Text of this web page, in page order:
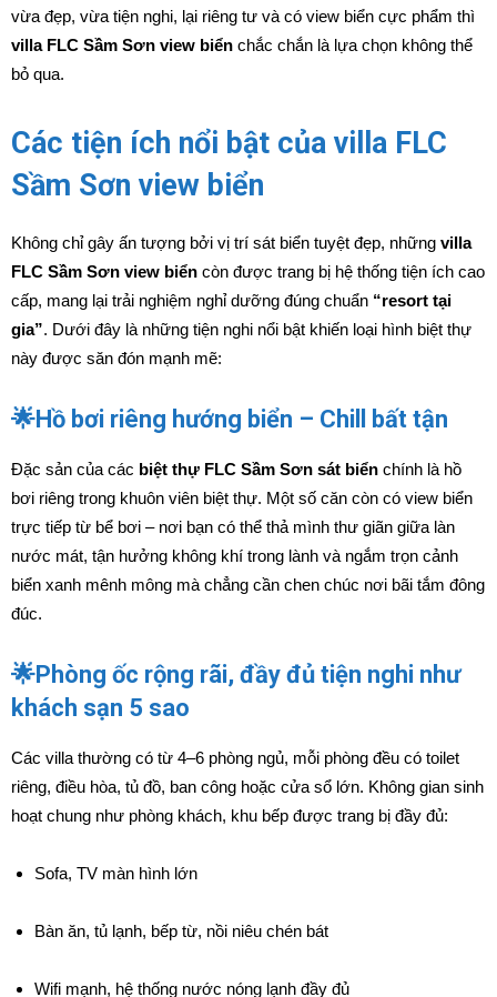
vừa đẹp, vừa tiện nghi, lại riêng tư và có view biển cực phẩm thì
villa FLC Sầm Sơn view biển chắc chắn là lựa chọn không thể
bỏ qua.
Các tiện ích nổi bật của villa FLC
Sầm Sơn view biển
Không chỉ gây ấn tượng bởi vị trí sát biển tuyệt đẹp, những villa
FLC Sầm Sơn view biển còn được trang bị hệ thống tiện ích cao
cấp, mang lại trải nghiệm nghỉ dưỡng đúng chuẩn “resort tại
gia”. Dưới đây là những tiện nghi nổi bật khiến loại hình biệt thự
này được săn đón mạnh mẽ:
🌟Hồ bơi riêng hướng biển – Chill bất tận
Đặc sản của các biệt thự FLC Sầm Sơn sát biển chính là hồ
bơi riêng trong khuôn viên biệt thự. Một số căn còn có view biển
trực tiếp từ bể bơi – nơi bạn có thể thả mình thư giãn giữa làn
nước mát, tận hưởng không khí trong lành và ngắm trọn cảnh
biển xanh mênh mông mà chẳng cần chen chúc nơi bãi tắm đông
đúc.
🌟Phòng ốc rộng rãi, đầy đủ tiện nghi như
khách sạn 5 sao
Các villa thường có từ 4–6 phòng ngủ, mỗi phòng đều có toilet
riêng, điều hòa, tủ đồ, ban công hoặc cửa sổ lớn. Không gian sinh
hoạt chung như phòng khách, khu bếp được trang bị đầy đủ:
Sofa, TV màn hình lớn
Bàn ăn, tủ lạnh, bếp từ, nồi niêu chén bát
Wifi mạnh, hệ thống nước nóng lạnh đầy đủ